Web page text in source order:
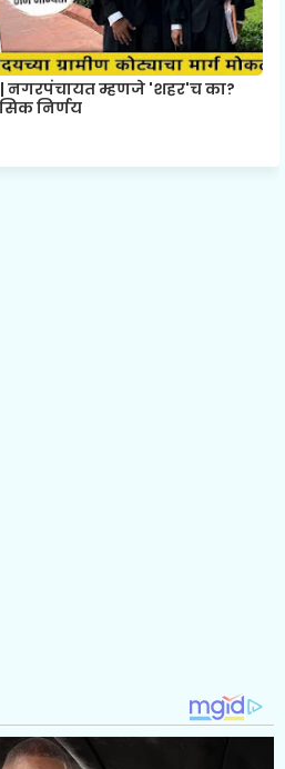
नगरपंचायत म्हणजे 'शहर'च का?
निर्णय